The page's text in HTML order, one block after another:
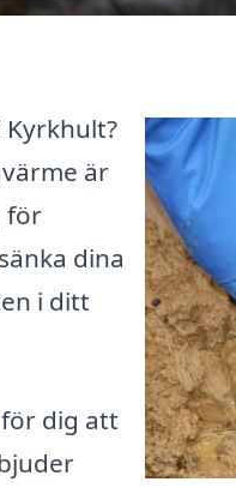
är
för
dina
i ditt
dig att